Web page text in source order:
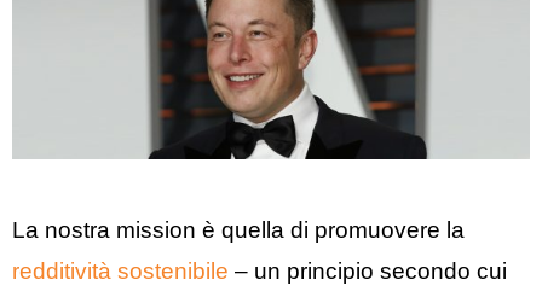
La nostra mission è quella di promuovere la
redditività sostenibile – un principio secondo cui